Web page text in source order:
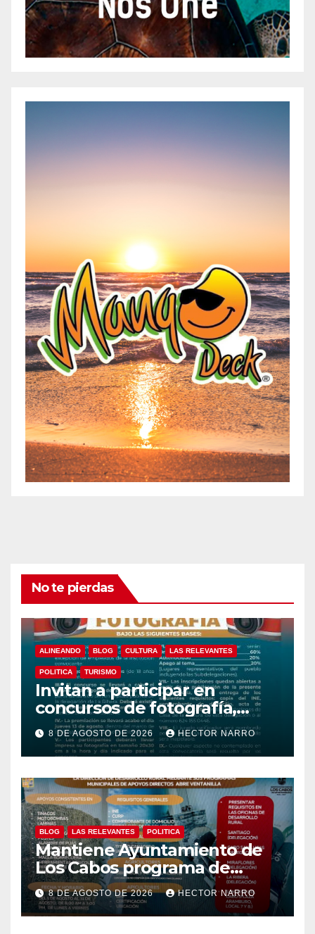
No te pierdas
ALINEANDO BLOG CULTURA LAS RELEVANTES
POLITICA TURISMO
Invitan a participar en
concursos de fotografía,
canto y pintura de las Fiestas
Tradicionales La Ribera 2026
8 DE AGOSTO DE 2026 HECTOR NARRO
BLOG LAS RELEVANTES POLITICA
Mantiene Ayuntamiento de
Los Cabos programa de
apoyos para agricultores,
ganaderos y apicultores
8 DE AGOSTO DE 2026 HECTOR NARRO